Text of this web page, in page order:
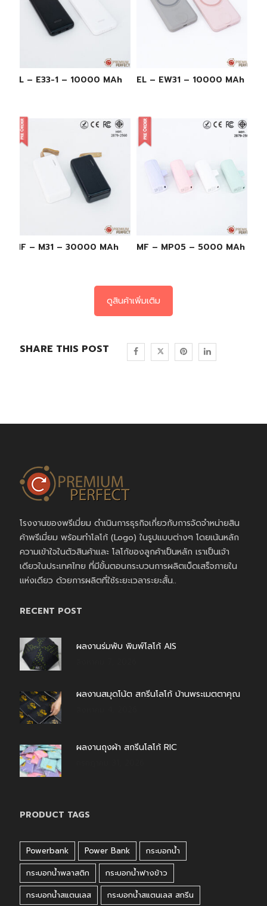
EL – E33-1 – 10000 MAh EL – EW31 – 10000 MAh
MF – M31 – 30000 MAh MF – MP05 – 5000 MAh
ดูสินค้าเพิ่มเติม
SHARE THIS POST
โรงงานของพรีเมี่ยม ดำเนินการธุรกิจเกี่ยวกับการจัดจำหน่ายสิน
ค้าพรีเมี่ยม พร้อมทำโลโก้ (Logo) ในรูปแบบต่างๆ โดยเน้นหลัก
ความเข้าใจในตัวสินค้าและ โลโก้ของลูกค้าเป็นหลัก เราเป็นเจ้า
เดียวในประเทศไทย ที่มีขั้นตอนกระบวนการผลิตเบ็ดเสร็จภายใน
แห่งเดียว ด้วยการผลิตที่ใช้ระยะเวลาระยะสั้น..
RECENT POST
ผลงานร่มพับ พิมพ์โลโก้ AIS
ผลงานสมุดโน้ต สกรีนโลโก้ บ้านพระเมตตาคุณ
ผลงานถุงผ้า สกรีนโลโก้ RIC
PRODUCT TAGS
Powerbank Power Bank
กระบอกน้ำ
กระบอกน้ำพลาสติก
กระบอกน้ำฟางข้าว
กระบอกน้ำสแตนเลส
กระบอกน้ำสแตนเลส สกรีน